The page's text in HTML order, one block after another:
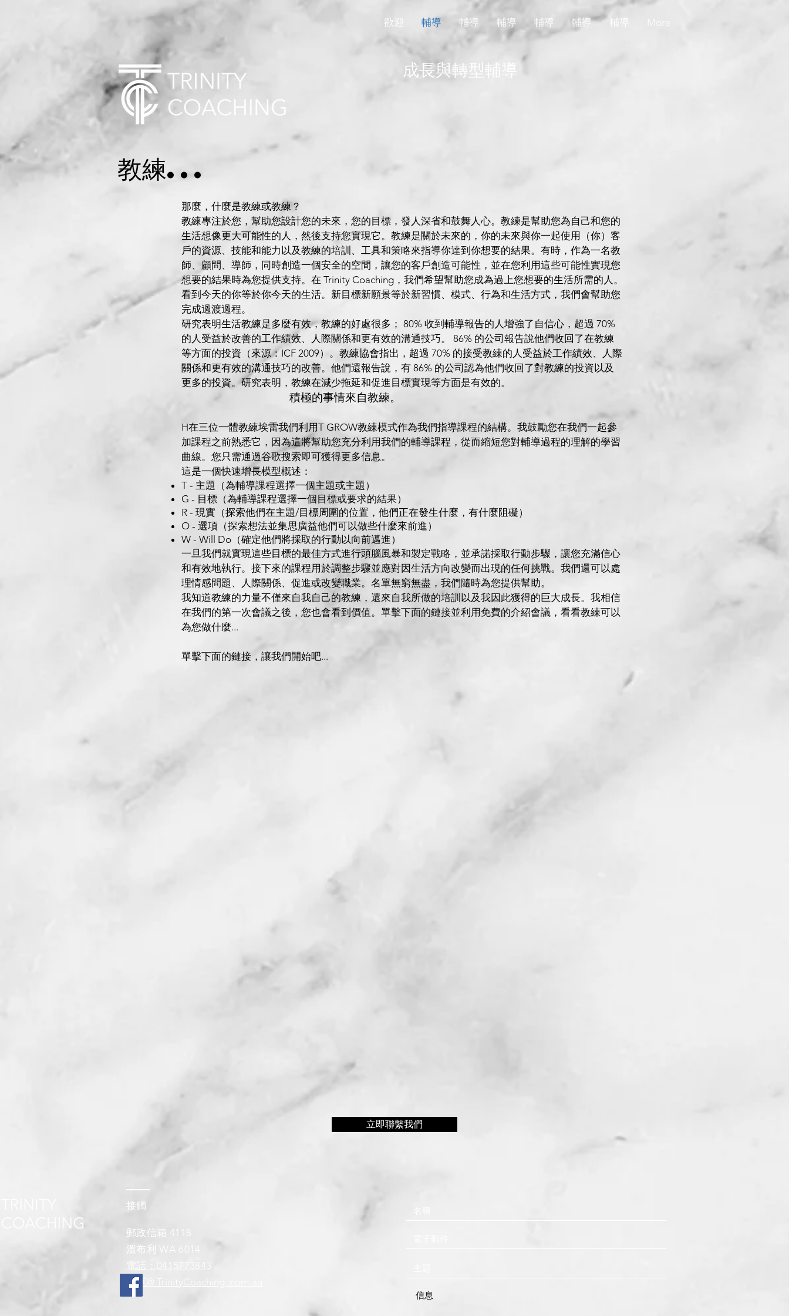
歡迎 輔導 輔導 輔導 輔導 輔導 輔導 More
成長與轉型輔導
教練...
那麼，什麼是教練或教練？
教練專注於您，幫助您設計您的未來，您的目標，發人深省和鼓舞人心。教練是幫助您為自己和您的
生活想像更大可能性的人，然後支持您實現它。教練是關於未來的，你的未來與你一起使用（你）客
戶的資源、技能和能力以及教練的培訓、工具和策略來指導你達到你想要的結果。有時，作為一名教
師、顧問、導師，同時創造一個安全的空間，讓您的客戶創造可能性，並在您利用這些可能性實現您
想要的結果時為您提供支持。在 Trinity Coaching，我們希望幫助您成為過上您想要的生活所需的人。
看到今天的你等於你今天的生活。新目標新願景等於新習慣、模式、行為和生活方式，我們會幫助您
完成過渡過程。
研究表明生活教練是多麼有效，教練的好處很多； 80% 收到輔導報告的人增強了自信心，超過 70%
的人受益於改善的工作績效、人際關係和更有效的溝通技巧。 86% 的公司報告說他們收回了在教練
等方面的投資（來源：ICF 2009）。教練協會指出，超過 70% 的接受教練的人受益於工作績效、人際
關係和更有效的溝通技巧的改善。他們還報告說，有 86% 的公司認為他們收回了對教練的投資以及
更多的投資。研究表明，教練在減少拖延和促進目標實現等方面是有效的。
積極的事情來自教練。
H在三位一體教練埃雷我們利用T GROW教練模式作為我們指導課程的結構。我鼓勵您在我們一起參
加課程之前熟悉它，因為這將幫助您充分利用我們的輔導課程，從而縮短您對輔導過程的理解的學習
曲線。您只需通過谷歌搜索即可獲得更多信息。
這是一個快速增長模型概述：
T - 主題（為輔導課程選擇一個主題或主題）
G - 目標（為輔導課程選擇一個目標或要求的結果）
R - 現實（探索他們在主題/目標周圍的位置，他們正在發生什麼，有什麼阻礙）
O - 選項（探索想法並集思廣益他們可以做些什麼來前進）
W - Will Do（確定他們將採取的行動以向前邁進）
一旦我們就實現這些目標的最佳方式進行頭腦風暴和製定戰略，並承諾採取行動步驟，讓您充滿信心
和有效地執行。接下來的課程用於調整步驟並應對因生活方向改變而出現的任何挑戰。我們還可以處
理情感問題、人際關係、促進或改變職業。名單無窮無盡，我們隨時為您提供幫助。
我知道教練的力量不僅來自我自己的教練，還來自我所做的培訓以及我因此獲得的巨大成長。我相信
在我們的第一次會議之後，您也會看到價值。單擊下面的鏈接並利用免費的介紹會議，看看教練可以
為您做什麼...
單擊下面的鏈接，讓我們開始吧...
立即聯繫我們
接觸
郵政信箱 4118
溫布利 WA 6014
電話：0415773843
尼克@ TrinityCoaching